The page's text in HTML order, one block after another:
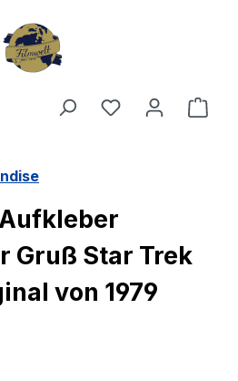
Du hast 0
Gruß Star Trek
von 1979